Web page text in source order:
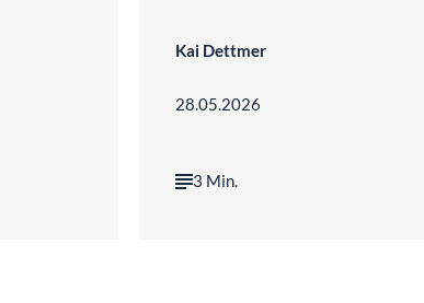
Kai Dettmer
28.05.2026
3 Min.